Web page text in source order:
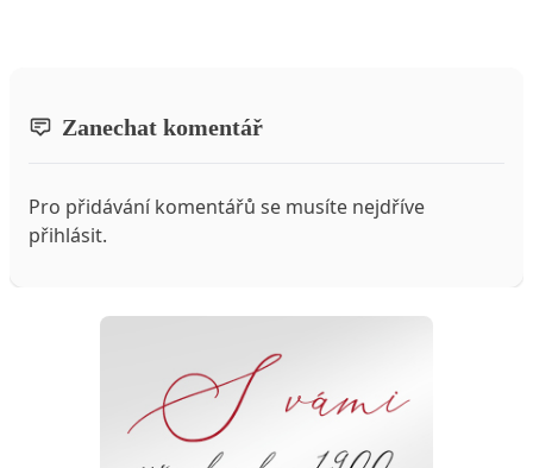
Zanechat komentář
Pro přidávání komentářů se musíte nejdříve
přihlásit.